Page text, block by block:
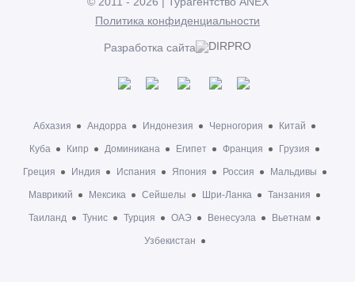
Политика конфиденциальности
Разработка сайта
Абхазия Андорра Индонезия Черногория Китай
Куба Кипр Доминикана Египет Франция Грузия
Греция Индия Испания Япония Россия Мальдивы
Маврикий Мексика Сейшелы Шри-Ланка Танзания
Таиланд Тунис Турция ОАЭ Венесуэла Вьетнам
Узбекистан